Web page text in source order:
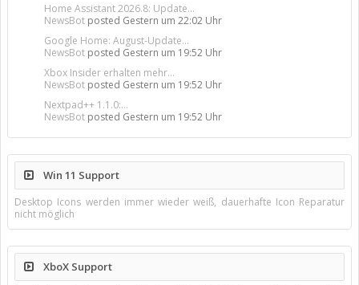
Home Assistant 2026.8: Update...
NewsBot posted Gestern um 22:02 Uhr
Google Home: August-Update...
NewsBot posted Gestern um 19:52 Uhr
Xbox Insider erhalten mehr...
NewsBot posted Gestern um 19:52 Uhr
Nextpad++ 1.1.0:...
NewsBot posted Gestern um 19:52 Uhr
Win 11 Support
Desktop Icons werden immer wieder weiß, dauerhafte Icon Reparatur
nicht möglich
XboX Support